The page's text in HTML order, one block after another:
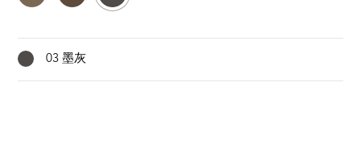
03 墨灰